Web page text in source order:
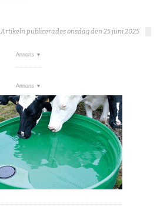
Artikeln publicerades onsdag den 25 juni 2025